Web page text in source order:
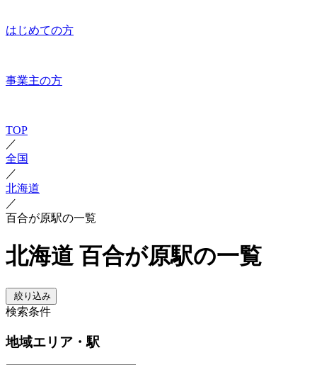
はじめての方
事業主の方
TOP
／
全国
／
北海道
／
百合が原駅の一覧
北海道 百合が原駅の一覧
絞り込み
検索条件
地域エリア・駅